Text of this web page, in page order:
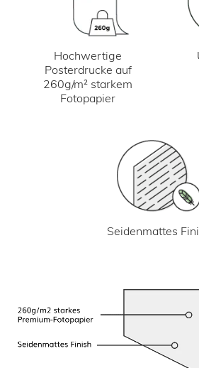
Hochwertige
Posterdrucke auf
260g/m² starkem
Fotopapier
Seidenmattes